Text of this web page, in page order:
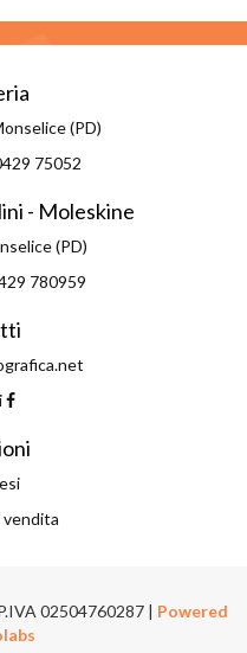
(PD)
75052
- Moleskine
(PD)
780959
vendita
02504760287 | Powered